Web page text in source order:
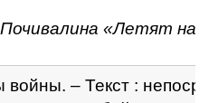
«Летят
– Текст :